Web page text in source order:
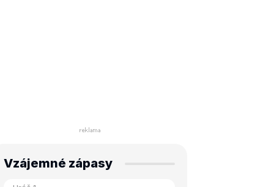
Vzájemné zápasy